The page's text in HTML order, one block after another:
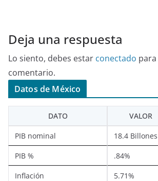
Deja una respuesta
Lo siento, debes estar conectado
comentario.
Datos de México
DATO VALOR
PIB nominal 18.4 Billones
PIB % .84%
Inflación 5.71%